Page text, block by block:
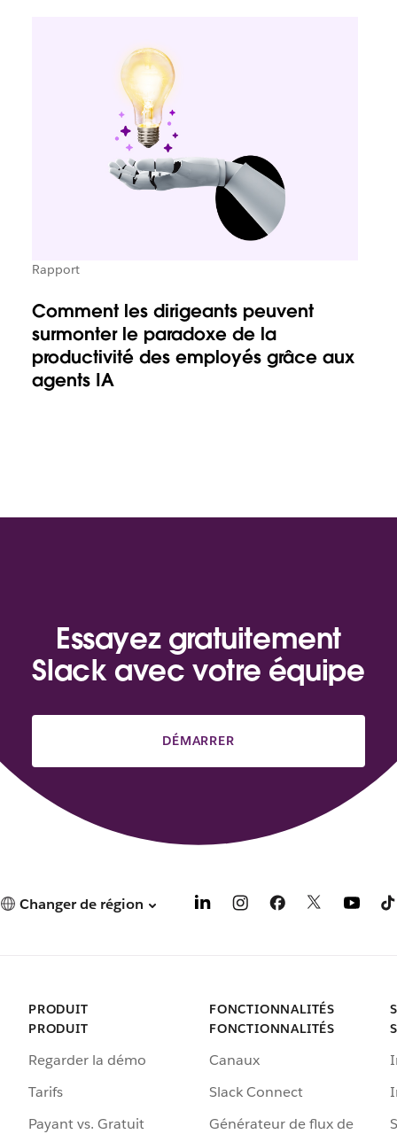
Rapport
Comment les dirigeants peuvent
surmonter le paradoxe de la
productivité des employés grâce aux
agents IA
Essayez gratuitement
Slack avec votre équipe
DÉMARRER
Changer de région
PRODUIT
PRODUIT
Regarder la démo
Tarifs
Payant vs. Gratuit
FONCTIONNALITÉS
FONCTIONNALITÉS
Canaux
Slack Connect
Générateur de flux de